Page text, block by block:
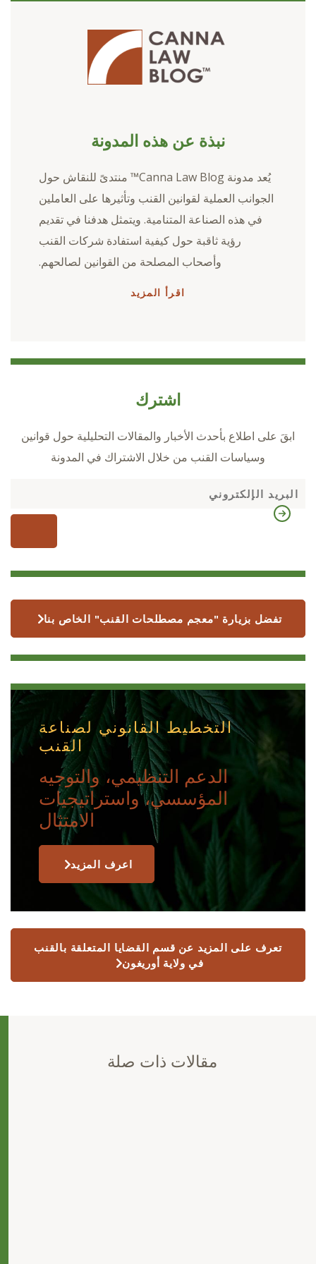
نبذة عن هذه المدونة
يُعد مدونة Canna Law Blog™ منتدىً للنقاش حول
الجوانب العملية لقوانين القنب وتأثيرها على العاملين
في هذه الصناعة المتنامية. ويتمثل هدفنا في تقديم
رؤية ثاقبة حول كيفية استفادة شركات القنب
وأصحاب المصلحة من القوانين لصالحهم.
اقرأ المزيد
اشترك
ابقَ على اطلاع بأحدث الأخبار والمقالات التحليلية حول قوانين
وسياسات القنب من خلال الاشتراك في المدونة
تفضل بزيارة "معجم مصطلحات القنب" الخاص بنا
التخطيط القانوني لصناعة
القنب
الدعم التنظيمي، والتوجيه
المؤسسي، واستراتيجيات
الامتثال
اعرف المزيد
تعرف على المزيد عن قسم القضايا المتعلقة بالقنب
في ولاية أوريغون
مقالات ذات صلة